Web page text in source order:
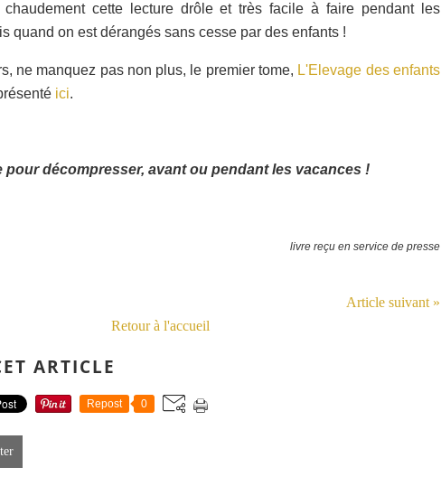
cette lecture drôle et très facile à faire pendant les
quand on est dérangés sans cesse par des enfants !
ne manquez pas non plus, le premier tome, L'Elevage des enfants
ici.
pour décompresser, avant ou pendant les vacances !
livre reçu en service de presse
Article suivant »
Retour à l'accueil
ARTICLE
Repost 0